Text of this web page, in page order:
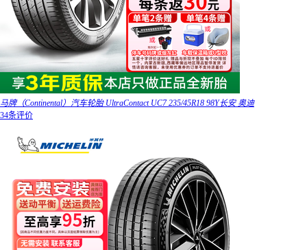
马牌（Continental）汽车轮胎 UltraContact UC7 235/45R18 98Y长安 奥迪
34条评价